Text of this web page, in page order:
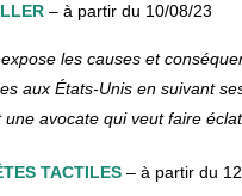
– à partir du 10/08/23
les causes et
aux États-Unis en suivant
une avocate qui veut faire
TACTILES – à partir du